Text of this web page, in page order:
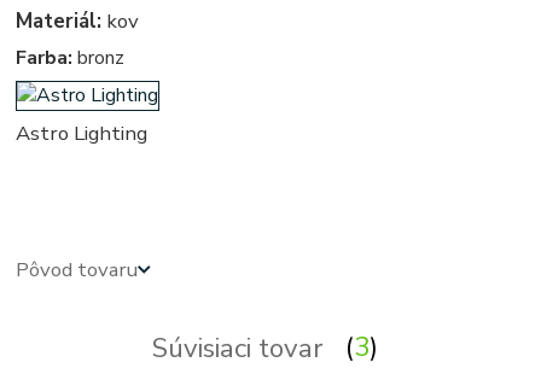
Materiál: kov
Farba: bronz
Astro Lighting
Pôvod tovaru
Súvisiaci tovar 3